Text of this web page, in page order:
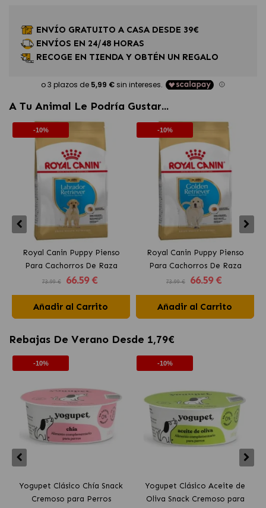
ENVÍO GRATUITO A CASA DESDE 39€
ENVÍOS EN 24/48 HORAS
RECOGE EN TIENDA Y OBTÉN UN REGALO
A Tu Animal Le Podría Gustar...
-10%
Royal Canin Puppy Pienso
Para Cachorros De Raza
Labrador Retriever
73.99 € 66.59 €
Añadir al Carrito
-10%
Royal Canin Puppy Pienso
Para Cachorros De Raza
Golden Retriever
73.99 € 66.59 €
Añadir al Carrito
Rebajas De Verano Desde 1,79€
-10%
Yogupet Clásico Chía Snack
Cremoso para Perros
-10%
Yogupet Clásico Aceite de
Oliva Snack Cremoso para